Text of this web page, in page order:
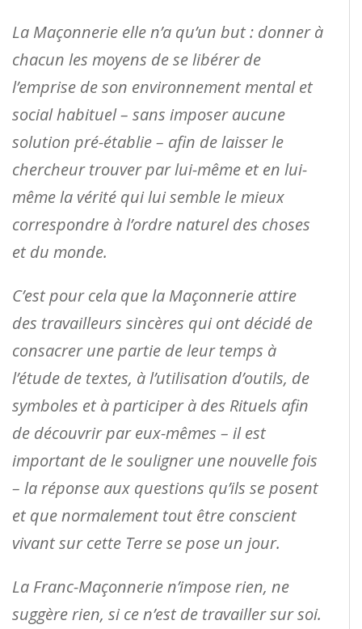
La Maçonnerie elle n’a qu’un but : donner à
chacun les moyens de se libérer de
l’emprise de son environnement mental et
social habituel – sans imposer aucune
solution pré-établie – afin de laisser le
chercheur trouver par lui-même et en lui-
même la vérité qui lui semble le mieux
correspondre à l’ordre naturel des choses
et du monde.
C’est pour cela que la Maçonnerie attire
des travailleurs sincères qui ont décidé de
consacrer une partie de leur temps à
l’étude de textes, à l’utilisation d’outils, de
symboles et à participer à des Rituels afin
de découvrir par eux-mêmes – il est
important de le souligner une nouvelle fois
– la réponse aux questions qu’ils se posent
et que normalement tout être conscient
vivant sur cette Terre se pose un jour.
La Franc-Maçonnerie n’impose rien, ne
suggère rien, si ce n’est de travailler sur soi.